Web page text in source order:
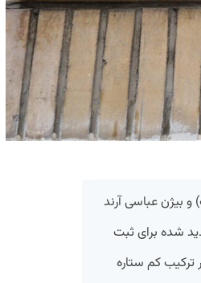
بیژن عباسی آرند
شده برای ثبت
ترکیب کم ستاره